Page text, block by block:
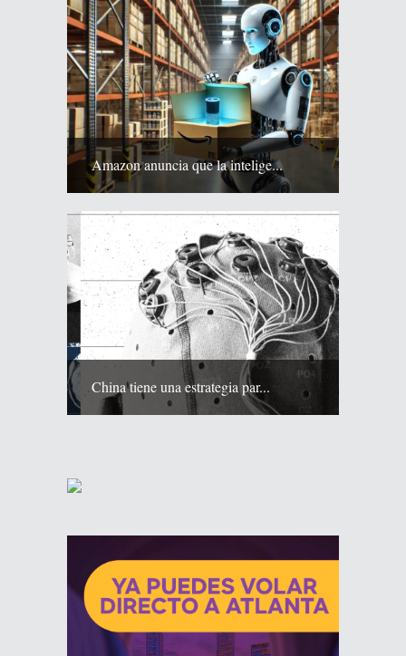
Amazon anuncia que la intelige...
China tiene una estrategia par...